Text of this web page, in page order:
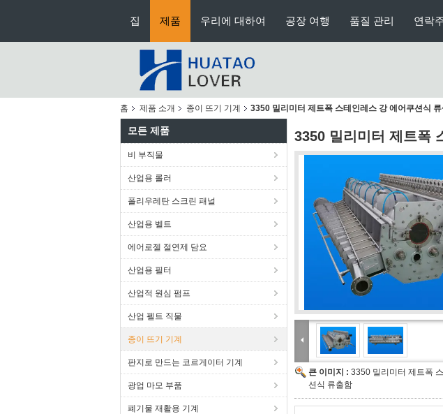
집 제품 우리에 대하여 공장 여행 품질 관리 연락
홈 제품 소개 종이 뜨기 기계 3350 밀리미터 제트폭 스테인레스 강 에어쿠션식
모든 제품
비 부직물
산업용 롤러
폴리우레탄 스크린 패널
산업용 벨트
에어로젤 절연제 담요
산업용 필터
산업적 원심 펌프
산업 펠트 직물
종이 뜨기 기계
판지로 만드는 코르게이터 기계
광업 마모 부품
폐기물 재활용 기계
3350 밀리미터 제트폭
큰 이미지 : 3350 밀리미터 제트폭
션식 류출함